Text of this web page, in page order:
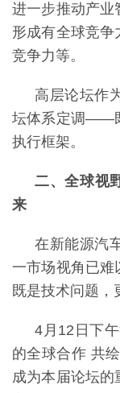
进一步推动产业
形成有全球竞
竞争力等。
高层论坛作
坛体系定调——
执行框架。
二、全球视
来
在新能源汽
一市场视角已难
既是技术问题，
4月12日下
的全球合作 共
成为本届论坛